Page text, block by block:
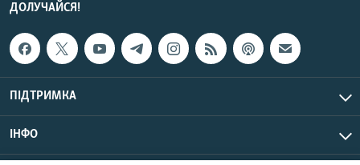
ДОЛУЧАЙСЯ!
ПІДТРИМКА
ІНФО